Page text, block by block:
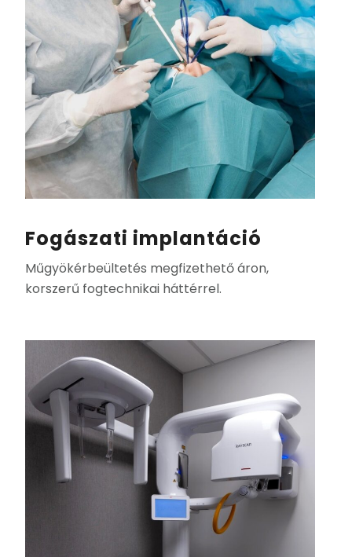
Fogászati implantáció
Műgyökérbeültetés megfizethető áron,
korszerű fogtechnikai háttérrel.